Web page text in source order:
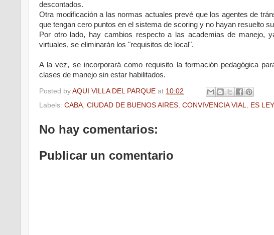
descontados.
Otra modificación a las normas actuales prevé que los agentes de
que tengan cero puntos en el sistema de scoring y no hayan resuelto
Por otro lado, hay cambios respecto a las academias de manejo,
virtuales, se eliminarán los "requisitos de local".
A la vez, se incorporará como requisito la formación pedagógica
clases de manejo sin estar habilitados.
Posted by AQUI VILLA DEL PARQUE at 10:02
Labels: CABA CIUDAD DE BUENOS AIRES CONVIVENCIA VIAL ES LEY,
No hay comentarios:
Publicar un comentario